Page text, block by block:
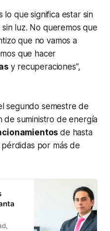
lo que significa estar sin
luz. No queremos que
que no vamos a
que hacer
y recuperaciones”,
segundo semestre de
de suministro de energía
de hasta
pérdidas por más de